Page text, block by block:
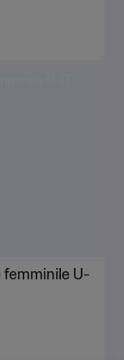
U-